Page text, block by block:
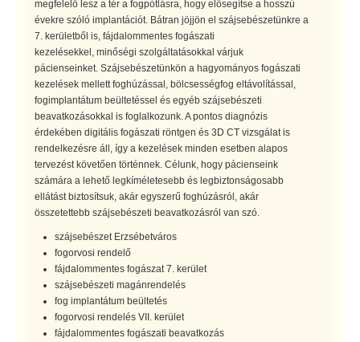
megfelelő lesz a tér a fogpótlásra, hogy elősegítse a hosszú
évekre szóló implantációt. Bátran jöjjön el szájsebészetünkre a
7. kerületből is, fájdalommentes fogászati
kezelésekkel, minőségi szolgáltatásokkal várjuk
pácienseinket. Szájsebészetünkön a hagyományos fogászati
kezelések mellett foghúzással, bölcsességfog eltávolítással,
fogimplantátum beültetéssel és egyéb szájsebészeti
beavatkozásokkal is foglalkozunk. A pontos diagnózis
érdekében digitális fogászati röntgen és 3D CT vizsgálat is
rendelkezésre áll, így a kezelések minden esetben alapos
tervezést követően történnek. Célunk, hogy pácienseink
számára a lehető legkíméletesebb és legbiztonságosabb
ellátást biztosítsuk, akár egyszerű foghúzásról, akár
összetettebb szájsebészeti beavatkozásról van szó.
szájsebészet Erzsébetváros
fogorvosi rendelő
fájdalommentes fogászat 7. kerület
szájsebészeti magánrendelés
fog implantátum beültetés
fogorvosi rendelés VII. kerület
fájdalommentes fogászati beavatkozás